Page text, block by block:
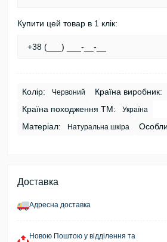
Купити цей товар в 1 клік:
Колір: Червоний Країна виробник:
Країна походження ТМ: Україна
Матеріал: Натуральна шкіра
Доставка
Адресна доставка
Новою Поштою у відділення та